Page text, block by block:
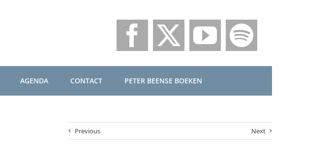
AGENDA CONTACT PETER BEENSE BOEKEN
Previous Next